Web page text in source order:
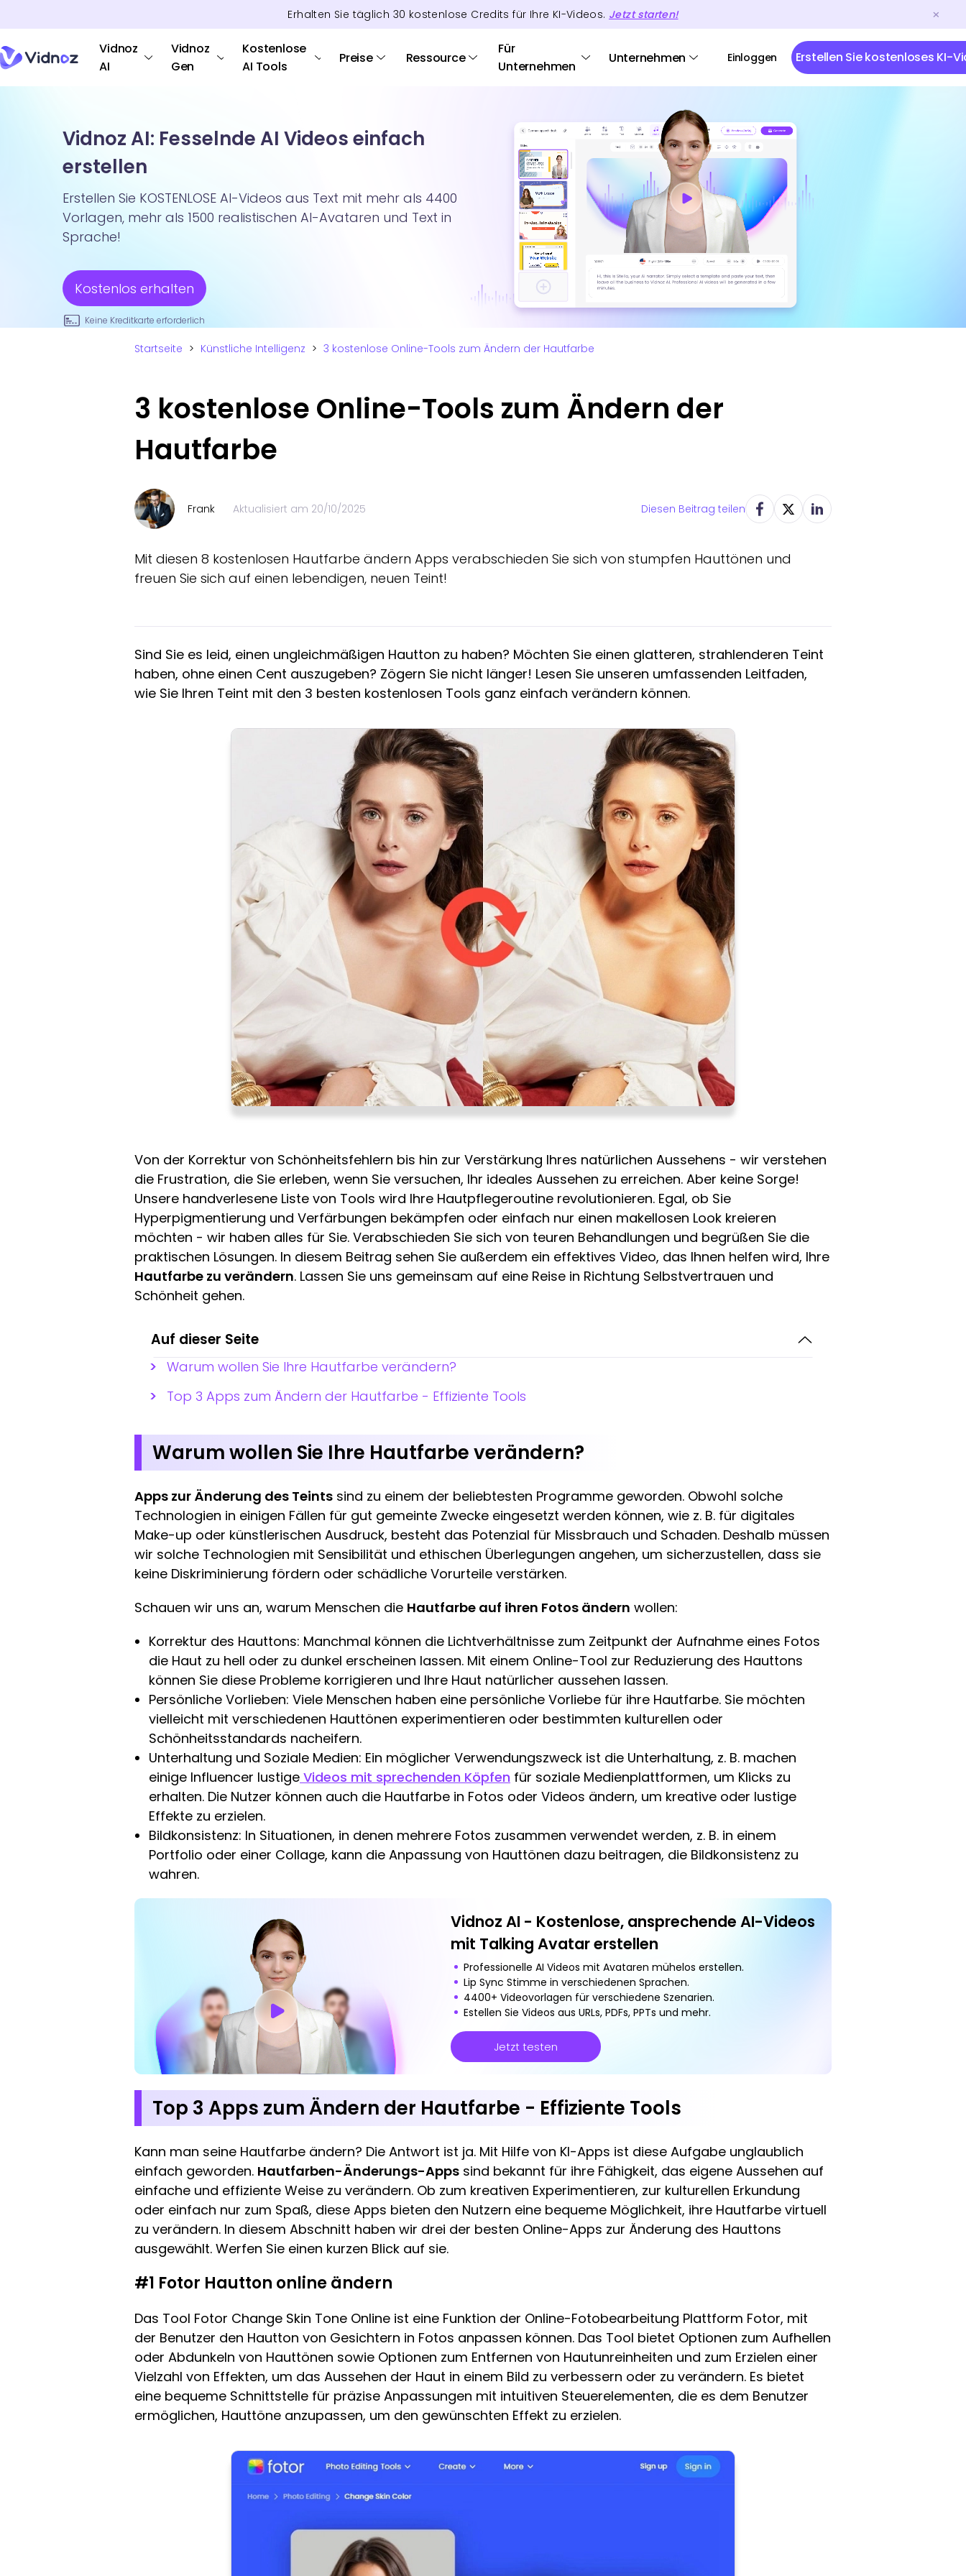
Erhalten Sie täglich 30 kostenlose Credits für Ihre KI-Videos. Jetzt starten!
Vidnoz
AI
Vidnoz
Gen
Kostenlose
AI Tools
Preise Ressource
Für
Unternehmen
Unternehmen Einloggen Erstellen Sie kostenloses KI-
Vidnoz AI: Fesselnde AI Videos einfach
erstellen
Erstellen Sie KOSTENLOSE AI-Videos aus Text mit mehr als 4400
Vorlagen, mehr als 1500 realistischen AI-Avataren und Text in
Sprache!
Kostenlos erhalten
Keine Kreditkarte erforderlich
Startseite > Künstliche Intelligenz > 3 kostenlose Online-Tools zum Ändern der Hautfarbe
3 kostenlose Online-Tools zum Ändern der
Hautfarbe
Frank Aktualisiert am 20/10/2025 Diesen Beitrag teilen
Mit diesen 8 kostenlosen Hautfarbe ändern Apps verabschieden Sie sich von stumpfen Hauttönen und
freuen Sie sich auf einen lebendigen, neuen Teint!
Sind Sie es leid, einen ungleichmäßigen Hautton zu haben? Möchten Sie einen glatteren, strahlenderen Teint
haben, ohne einen Cent auszugeben? Zögern Sie nicht länger! Lesen Sie unseren umfassenden Leitfaden,
wie Sie Ihren Teint mit den 3 besten kostenlosen Tools ganz einfach verändern können.
Von der Korrektur von Schönheitsfehlern bis hin zur Verstärkung Ihres natürlichen Aussehens - wir verstehen
die Frustration, die Sie erleben, wenn Sie versuchen, Ihr ideales Aussehen zu erreichen. Aber keine Sorge!
Unsere handverlesene Liste von Tools wird Ihre Hautpflegeroutine revolutionieren. Egal, ob Sie
Hyperpigmentierung und Verfärbungen bekämpfen oder einfach nur einen makellosen Look kreieren
möchten - wir haben alles für Sie. Verabschieden Sie sich von teuren Behandlungen und begrüßen Sie die
praktischen Lösungen. In diesem Beitrag sehen Sie außerdem ein effektives Video, das Ihnen helfen wird, Ihre
Hautfarbe zu verändern. Lassen Sie uns gemeinsam auf eine Reise in Richtung Selbstvertrauen und
Schönheit gehen.
Auf dieser Seite
Warum wollen Sie Ihre Hautfarbe verändern?
Top 3 Apps zum Ändern der Hautfarbe - Effiziente Tools
Warum wollen Sie Ihre Hautfarbe verändern?
Apps zur Änderung des Teints sind zu einem der beliebtesten Programme geworden. Obwohl solche
Technologien in einigen Fällen für gut gemeinte Zwecke eingesetzt werden können, wie z. B. für digitales
Make-up oder künstlerischen Ausdruck, besteht das Potenzial für Missbrauch und Schaden. Deshalb müssen
wir solche Technologien mit Sensibilität und ethischen Überlegungen angehen, um sicherzustellen, dass sie
keine Diskriminierung fördern oder schädliche Vorurteile verstärken.
Schauen wir uns an, warum Menschen die Hautfarbe auf ihren Fotos ändern wollen:
Korrektur des Hauttons: Manchmal können die Lichtverhältnisse zum Zeitpunkt der Aufnahme eines Fotos
die Haut zu hell oder zu dunkel erscheinen lassen. Mit einem Online-Tool zur Reduzierung des Hauttons
können Sie diese Probleme korrigieren und Ihre Haut natürlicher aussehen lassen.
Persönliche Vorlieben: Viele Menschen haben eine persönliche Vorliebe für ihre Hautfarbe. Sie möchten
vielleicht mit verschiedenen Hauttönen experimentieren oder bestimmten kulturellen oder
Schönheitsstandards nacheifern.
Unterhaltung und Soziale Medien: Ein möglicher Verwendungszweck ist die Unterhaltung, z. B. machen
einige Influencer lustige Videos mit sprechenden Köpfen für soziale Medienplattformen, um Klicks zu
erhalten. Die Nutzer können auch die Hautfarbe in Fotos oder Videos ändern, um kreative oder lustige
Effekte zu erzielen.
Bildkonsistenz: In Situationen, in denen mehrere Fotos zusammen verwendet werden, z. B. in einem
Portfolio oder einer Collage, kann die Anpassung von Hauttönen dazu beitragen, die Bildkonsistenz zu
wahren.
Vidnoz AI - Kostenlose, ansprechende AI-Videos
mit Talking Avatar erstellen
Professionelle AI Videos mit Avataren mühelos erstellen.
Lip Sync Stimme in verschiedenen Sprachen.
4400+ Videovorlagen für verschiedene Szenarien.
Estellen Sie Videos aus URLs, PDFs, PPTs und mehr.
Jetzt testen
Top 3 Apps zum Ändern der Hautfarbe - Effiziente Tools
Kann man seine Hautfarbe ändern? Die Antwort ist ja. Mit Hilfe von KI-Apps ist diese Aufgabe unglaublich
einfach geworden. Hautfarben-Änderungs-Apps sind bekannt für ihre Fähigkeit, das eigene Aussehen auf
einfache und effiziente Weise zu verändern. Ob zum kreativen Experimentieren, zur kulturellen Erkundung
oder einfach nur zum Spaß, diese Apps bieten den Nutzern eine bequeme Möglichkeit, ihre Hautfarbe virtuell
zu verändern. In diesem Abschnitt haben wir drei der besten Online-Apps zur Änderung des Hauttons
ausgewählt. Werfen Sie einen kurzen Blick auf sie.
#1 Fotor Hautton online ändern
Das Tool Fotor Change Skin Tone Online ist eine Funktion der Online-Fotobearbeitung Plattform Fotor, mit
der Benutzer den Hautton von Gesichtern in Fotos anpassen können. Das Tool bietet Optionen zum Aufhellen
oder Abdunkeln von Hauttönen sowie Optionen zum Entfernen von Hautunreinheiten und zum Erzielen einer
Vielzahl von Effekten, um das Aussehen der Haut in einem Bild zu verbessern oder zu verändern. Es bietet
eine bequeme Schnittstelle für präzise Anpassungen mit intuitiven Steuerelementen, die es dem Benutzer
ermöglichen, Hauttöne anzupassen, um den gewünschten Effekt zu erzielen.